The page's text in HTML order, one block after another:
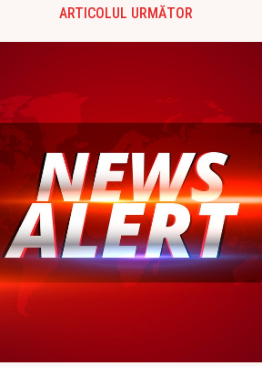
ARTICOLUL URMĂTOR